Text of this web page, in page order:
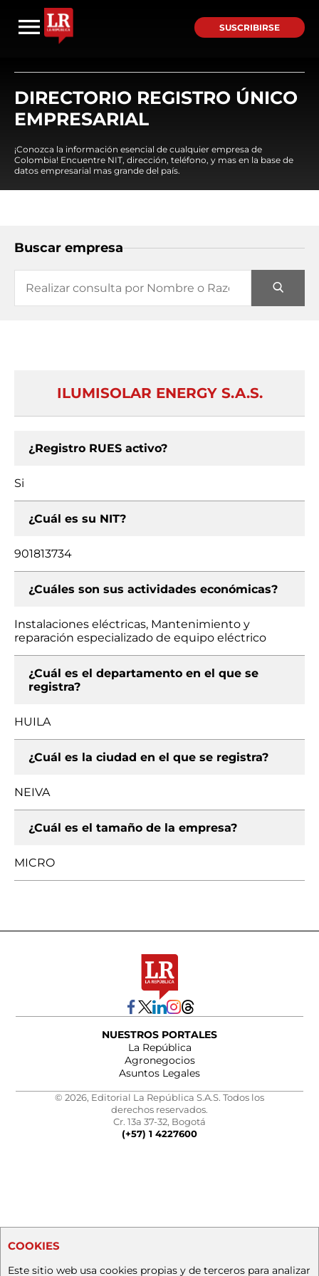
SUSCRIBIRSE
DIRECTORIO REGISTRO ÚNICO
EMPRESARIAL
¡Conozca la información esencial de cualquier empresa de
Colombia! Encuentre NIT, dirección, teléfono, y mas en la base de
datos empresarial mas grande del país.
Buscar empresa
ILUMISOLAR ENERGY S.A.S.
¿Registro RUES activo?
Si
¿Cuál es su NIT?
901813734
¿Cuáles son sus actividades económicas?
Instalaciones eléctricas, Mantenimiento y
reparación especializado de equipo eléctrico
¿Cuál es el departamento en el que se
registra?
HUILA
¿Cuál es la ciudad en el que se registra?
NEIVA
¿Cuál es el tamaño de la empresa?
MICRO
NUESTROS PORTALES
La República
Agronegocios
Asuntos Legales
© 2026, Editorial La República S.A.S. Todos los
derechos reservados.
Cr. 13a 37-32, Bogotá
(+57) 1 4227600
COOKIES
Este sitio web usa cookies propias y de terceros para analizar